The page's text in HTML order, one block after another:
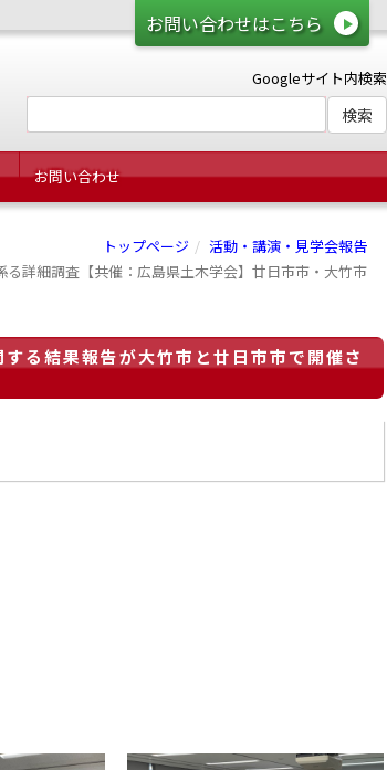
お問い合わせはこちら
Googleサイト内検索
お問い合わせ
トップページ
活動・講演・見学会報告
る詳細調査【共催：広島県土木学会】廿日市市・大竹市
る結果報告が大竹市と廿日市市で開催さ